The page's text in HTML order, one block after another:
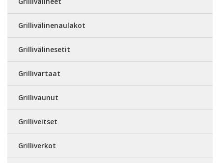
Grillivälinenaulakot
Grillivälinesetit
Grillivartaat
Grillivaunut
Grilliveitset
Grilliverkot